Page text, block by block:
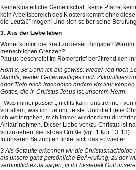
Keine klösterliche Gemeinschaft, keine Pfarre,
kein Arbeitsbereich des Klosters kommt ohne
die Leutâ€˜ mögen! Und sich selber seine
3. Aus der Liebe leben
Woher kommt die Kraft zu dieser Hingabe?
menschlichen Grenzen?
Paulus beschreibt im Römerbrief berührend den
Röm 8, 38 Denn ich bin gewiss: Weder Tod noch
Mächte, weder Gegenwärtiges noch Zukünftiges
oder Tiefe noch irgendeine andere Kreatur
Gottes, die in Christus Jesus ist, unserem Herrn.
- Was immer passiert, nichts kann uns trennen
vor allem, was ich tue und leiste. Und die Liebe
ich weitergeben, mich immer wieder dazu
Anlauf nehmen. Dieser Liebe von/zu Christus ist
vorzuziehen, sie ist das Größte (vgl. 1 Kor 13, 13)
In unseren Satzungen findet sich das so wieder:
3 Als Getaufte erkennen wir die Christusnachfolge
als unsere ganz persönliche BeÂ¬rufung, zu der
verbindliches Ja sagen; in ihr besiegelt Gott